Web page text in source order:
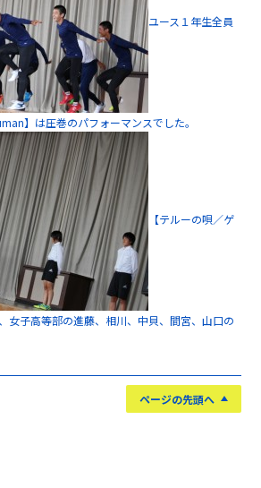
ユース１年生全員
】は圧巻のパフォーマンスでした。
【テルーの唄／ゲ
女子高等部の進藤、相川、中貝、間宮、山口の
ページの先頭へ